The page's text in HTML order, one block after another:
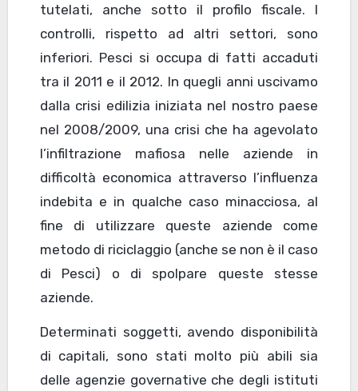
tutelati, anche sotto il profilo fiscale. I
controlli, rispetto ad altri settori, sono
inferiori. Pesci si occupa di fatti accaduti
tra il 2011 e il 2012. In quegli anni uscivamo
dalla crisi edilizia iniziata nel nostro paese
nel 2008/2009, una crisi che ha agevolato
l’infiltrazione mafiosa nelle aziende in
difficoltà economica attraverso l’influenza
indebita e in qualche caso minacciosa, al
fine di utilizzare queste aziende come
metodo di riciclaggio (anche se non è il caso
di Pesci) o di spolpare queste stesse
aziende.
Determinati soggetti, avendo disponibilità
di capitali, sono stati molto più abili sia
delle agenzie governative che degli istituti